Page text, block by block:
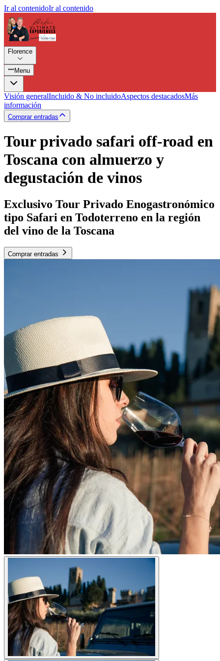
Ir al contenidoIr al contenido
Florence
Menu
Visión generalIncluido & No incluidoAspectos destacadosMás
información
Comprar entradas
Tour privado safari off-road en
Toscana con almuerzo y
degustación de vinos
Exclusivo Tour Privado Enogastronómico
tipo Safari en Todoterreno en la región
del vino de la Toscana
Comprar entradas